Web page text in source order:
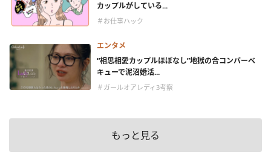
カップルがしている...
＃お仕事ハック
エンタメ
“相思相愛カップルほぼなし”地獄の合コンバーベ
キューで泥沼婚活...
＃ガールオアレディ3考察
もっと見る